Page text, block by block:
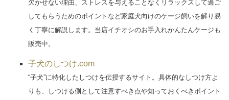
欠かせない理由、ストレスを与えることなくリラックスして過ご
してもらうためのポイントなど家庭犬向けのケージ飼いを解り易
く丁寧に解説します。当店イチオシのお手入れかんたんケージも
販売中。
子犬のしつけ.com
“子犬”に特化したしつけを伝授するサイト。具体的なしつけ方よ
りも、しつける側として注意すべき点や知っておくべきポイント